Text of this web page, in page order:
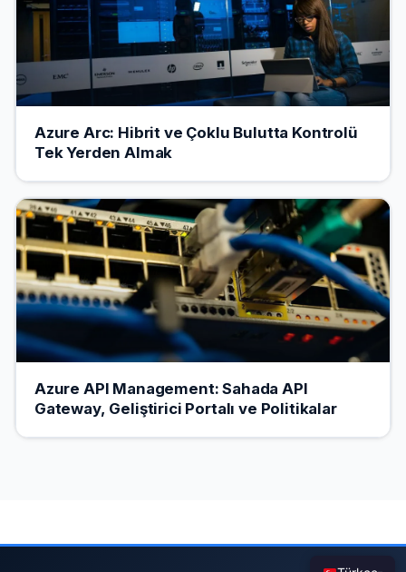
Azure Arc: Hibrit ve Çoklu Bulutta Kontrolü
Tek Yerden Almak
Azure API Management: Sahada API
Gateway, Geliştirici Portalı ve Politikalar